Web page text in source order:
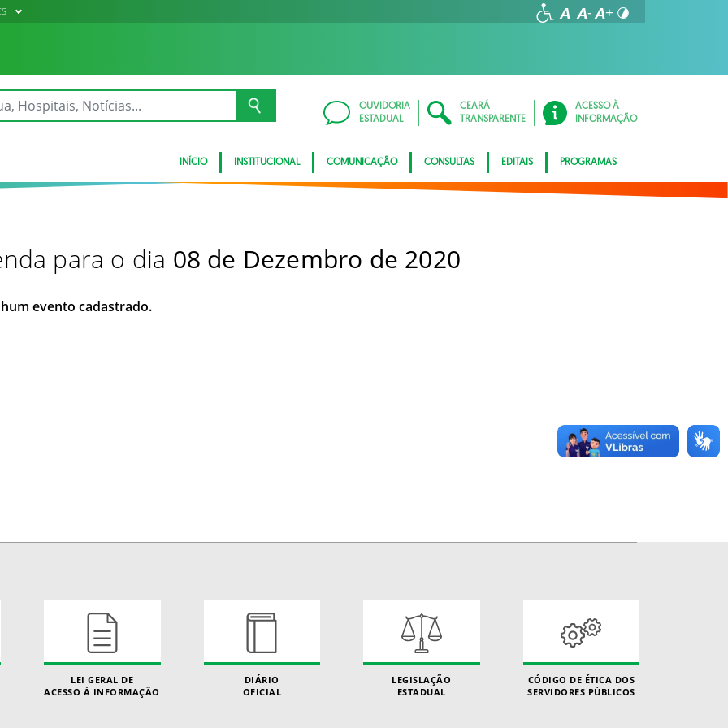
OUVIDORIA
ESTADUAL
CEARÁ
TRANSPARENTE
ACESSO À
INFORMAÇÃO
INÍCIO INSTITUCIONAL COMUNICAÇÃO CONSULTAS EDITAIS PROGRAMAS
para o dia 08 de Dezembro de 2020
evento cadastrado.
LEI GERAL DE
ACESSO À INFORMAÇÃO
DIÁRIO
OFICIAL
LEGISLAÇÃO
ESTADUAL
CÓDIGO DE ÉTICA DOS
SERVIDORES PÚBLICOS